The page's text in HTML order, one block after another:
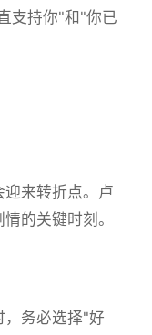
支持你"和"你已
来转折点。卢
的关键时刻。
，务必选择"好